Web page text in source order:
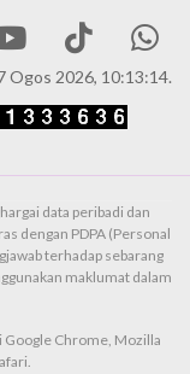
Ogos 2026, 10:13:14.
data peribadi dan
dengan PDPA (Personal
terhadap sebarang
maklumat dalam
Google Chrome, Mozilla